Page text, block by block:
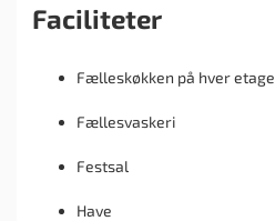
Faciliteter
Fælleskøkken på hver etage
Fællesvaskeri
Festsal
Have